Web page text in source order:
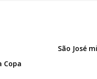
Copa
São José